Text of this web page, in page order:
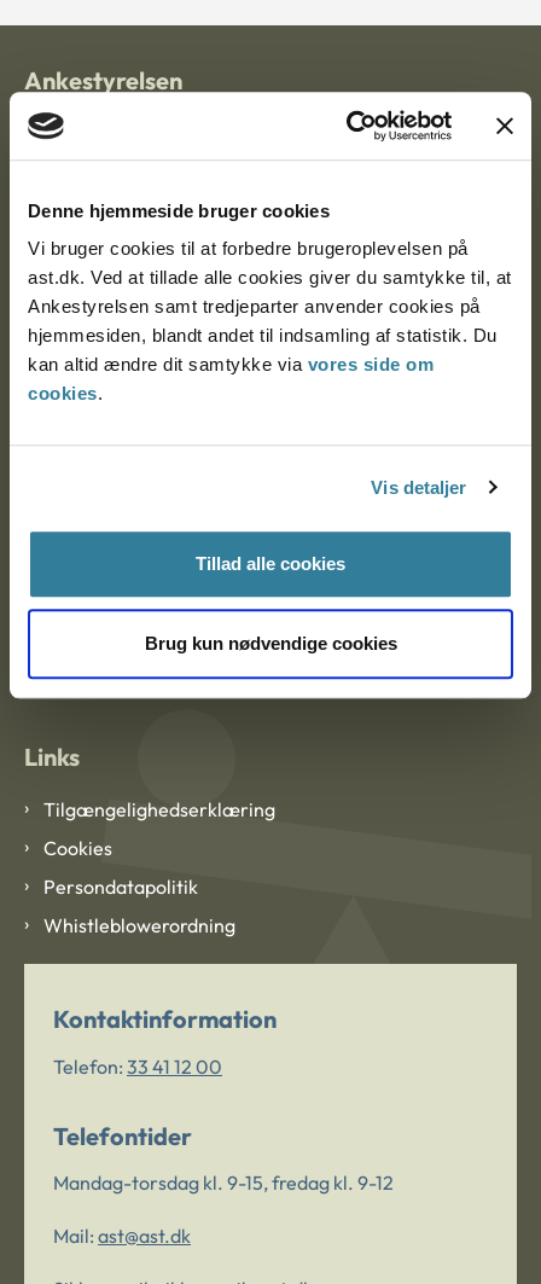
Denne hjemmeside bruger cookies
Vi bruger cookies til at forbedre brugeroplevelsen på
ast.dk. Ved at tillade alle cookies giver du samtykke til, at
Ankestyrelsen samt tredjeparter anvender cookies på
hjemmesiden, blandt andet til indsamling af statistik. Du
kan altid ændre dit samtykke via vores side om
cookies.
Vis detaljer
Tillad alle cookies
Brug kun nødvendige cookies
Ankestyrelsen
Postadresse:
9000 Aalborg
Ankestyrelsen Aalborg
Ankestyrelsen København
Om Ankestyrelsen
Om Ankestyrelsen
Blanketter og kontaktformularer
Links
Tilgængelighedserklæring
Cookies
Persondatapolitik
Whistleblowerordning
Kontaktinformation
Telefon: 33 41 12 00
Telefontider
Mandag-torsdag kl. 9-15, fredag kl. 9-12
Mail: ast@ast.dk